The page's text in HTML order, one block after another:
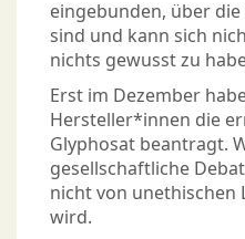
eingebunden, über
sind und kann sich
nichts gewusst zu
Erst im Dezember
Hersteller*innen die
Glyphosat beantragt.
gesellschaftliche
nicht von
wird.